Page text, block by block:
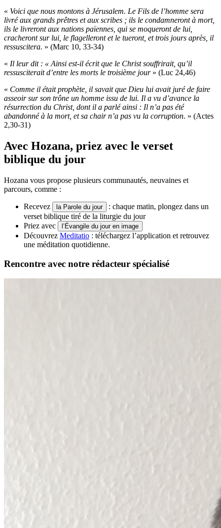
« Voici que nous montons à Jérusalem. Le Fils de l’homme sera
livré aux grands prêtres et aux scribes ; ils le condamneront à mort,
ils le livreront aux nations païennes, qui se moqueront de lui,
cracheront sur lui, le flagelleront et le tueront, et trois jours après, il
ressuscitera. » (Marc 10, 33-34)
« Il leur dit : « Ainsi est-il écrit que le Christ souffrirait, qu’il
ressusciterait d’entre les morts le troisième jour» (Luc 24,46)
« Comme il était prophète, il savait que Dieu lui avait juré de faire
asseoir sur son trône un homme issu de lui. Il a vu d’avance la
résurrection du Christ, dont il a parlé ainsi : Il n’a pas été
abandonné à la mort, et sa chair n’a pas vu la corruption. » (Actes
2,30-31)
Avec Hozana, priez avec le verset
biblique du jour
Hozana vous propose plusieurs communautés, neuvaines et
parcours, comme :
Recevez la Parole du jour
: chaque matin, plongez dans un
verset biblique tiré de la liturgie du jour
Priez avec
l’Évangile du jour en image
Découvrez Meditatio : téléchargez l’application et retrouvez
une méditation quotidienne.
Rencontre avec notre rédacteur spécialisé